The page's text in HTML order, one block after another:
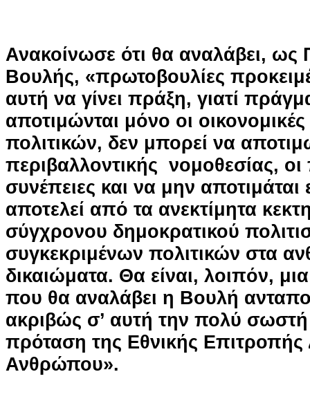
Ανακοίνωσε ότι θα αναλάβει, ως
Βουλής, «πρωτοβουλίες
αυτή να γίνει πράξη, γιατί
αποτιμώνται μόνο οι
πολιτικών, δεν μπορεί να
περιβαλλοντικής νομοθεσίας, οι
συνέπειες και να μην αποτιμάται
αποτελεί από τα ανεκτίμητα
σύγχρονου δημοκρατικού
συγκεκριμένων πολιτικών στα
δικαιώματα. Θα είναι, λοιπόν,
που θα αναλάβει η Βουλή
ακριβώς σ’ αυτή την πολύ
πρόταση της Εθνικής
Ανθρώπου».